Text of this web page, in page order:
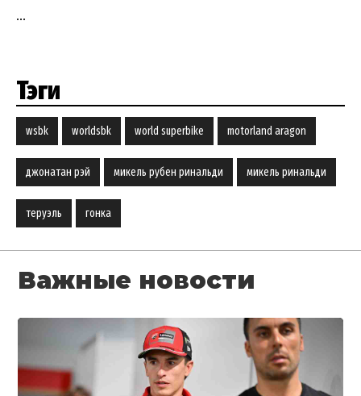
...
Тэги
wsbk worldsbk world superbike motorland aragon
джонатан рэй микель рубен ринальди микель ринальди
теруэль гонка
Важные новости